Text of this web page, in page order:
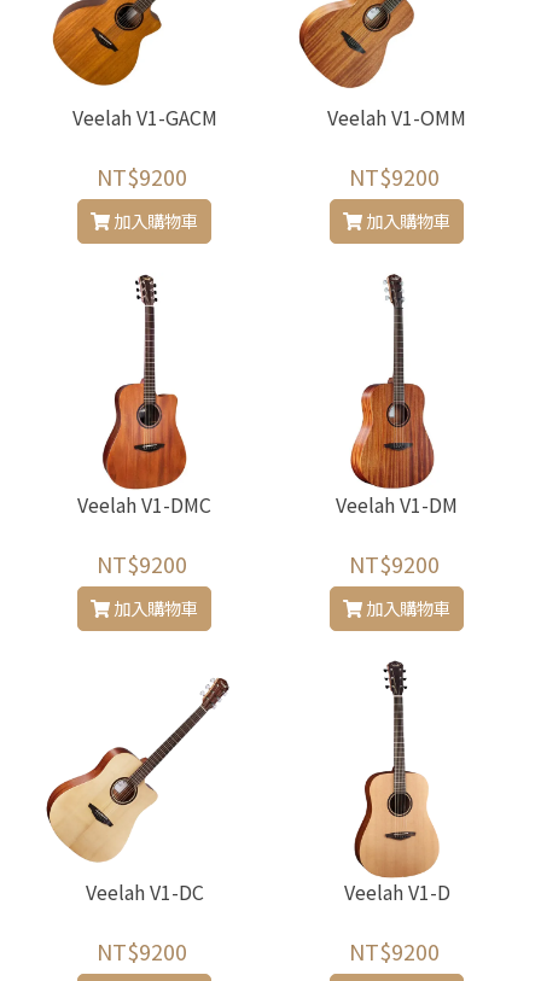
Veelah V1-GACM
NT$9200
加入購物車
Veelah V1-OMM
NT$9200
加入購物車
Veelah V1-DMC
NT$9200
加入購物車
Veelah V1-DM
NT$9200
加入購物車
Veelah V1-DC
NT$9200
Veelah V1-D
NT$9200